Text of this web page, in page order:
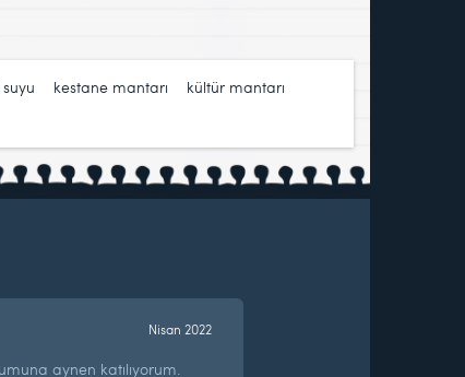
kestane mantarı kültür mantarı
Nisan 2022
aynen katılıyorum.